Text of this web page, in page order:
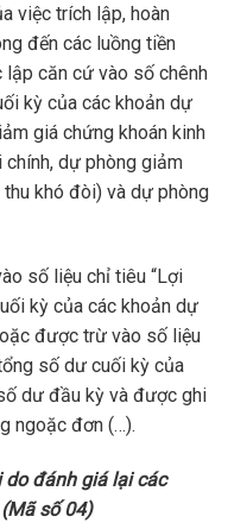
việc trích lập, hoàn
đến các luồng tiền
lập căn cứ vào số chênh
kỳ của các khoản dự
giá chứng khoán kinh
dự phòng giảm
khó đòi) và dự phòng
số liệu chỉ tiêu “Lợi
kỳ của các khoản dự
được trừ vào số liệu
số dư cuối kỳ của
dư đầu kỳ và được ghi
ngoặc đơn (…).
đánh giá lại các
số 04)